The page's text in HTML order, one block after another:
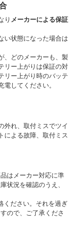
り メーカーによる保証
い状態になった場合は
、どのメーカーも、製
リー上がりは保証の対
リー上がり時のバッテ
してください。
外れ、取付ミスでツイ
による故障、取付ミス
はメーカー対応に準
状況を確認のうえ、
ください。それを過ぎ
ので、ご了承くださ